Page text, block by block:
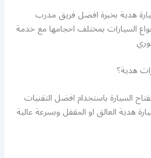
هدية بخبرة افضل فريق مدرب
السيارات بمختلف احجامها مع خدمة
هدية؟
باستخدام افضل التقنيات
هدية العالق او المقفل وبسرعة عالية